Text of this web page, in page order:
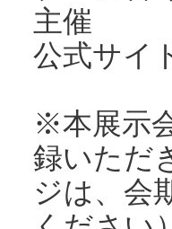
主催
公式サ
※本展示
録いただ
ジは、会